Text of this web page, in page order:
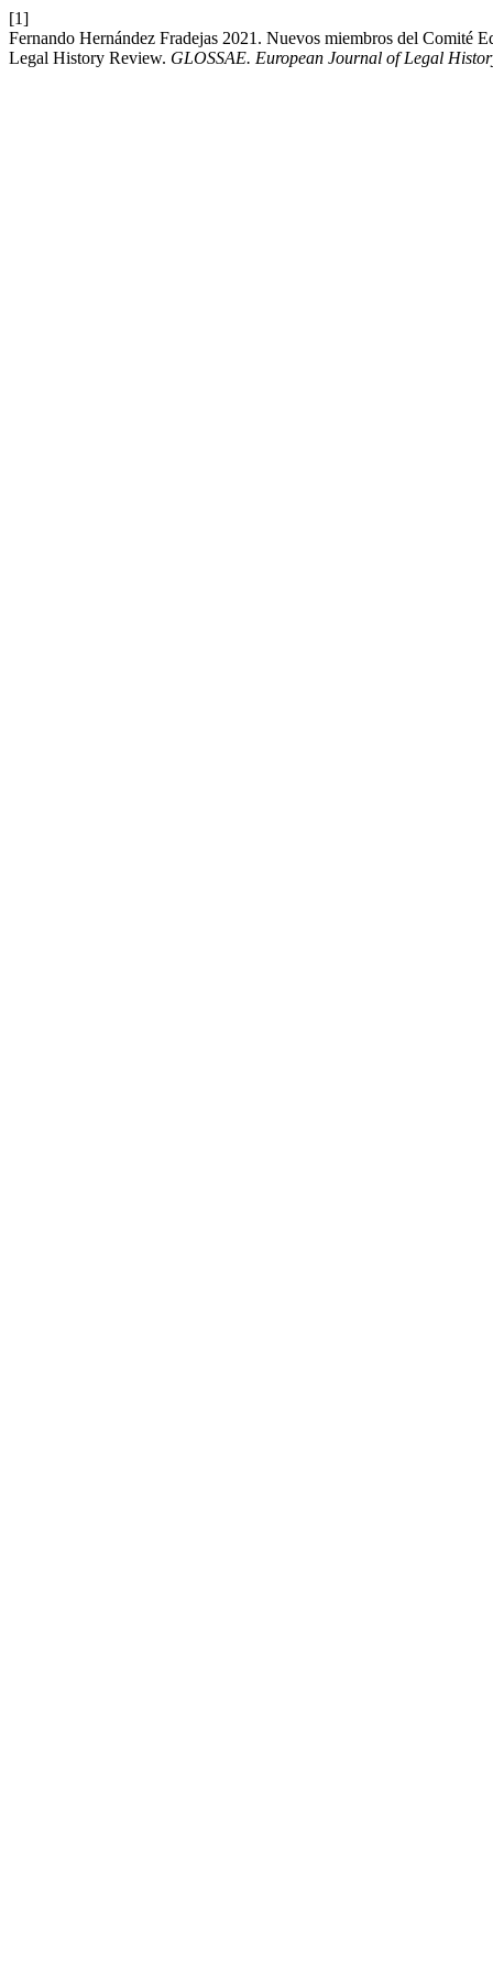
[1]
Fernando Hernández Fradejas 2021. Nuevos miembros del Comité
Legal History Review. GLOSSAE. European Journal of Legal